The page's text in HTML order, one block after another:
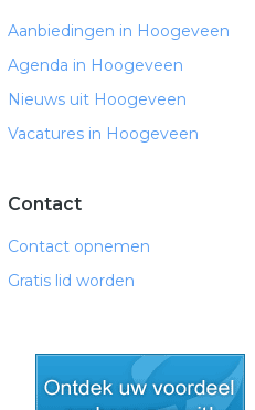
Aanbiedingen in Hoogeveen
Agenda in Hoogeveen
Nieuws uit Hoogeveen
Vacatures in Hoogeveen
Contact
Contact opnemen
Gratis lid worden